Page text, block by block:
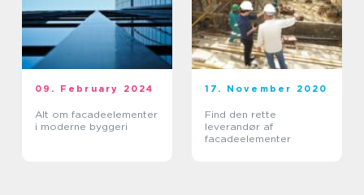
09. February 2024
Alt om facadeelementer
i moderne byggeri
17. November 2020
Find den rette
leverandør af
facadeelementer